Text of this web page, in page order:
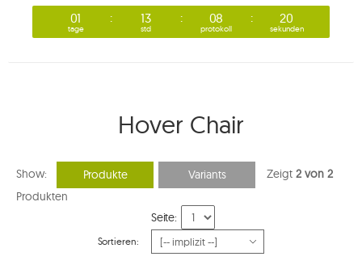
01
tage
13
std
08
protokoll
19
sekunden
Hover Chair
Show: Produkte Variants Zeigt 2 von 2
Produkten
Seite:
Sortieren: